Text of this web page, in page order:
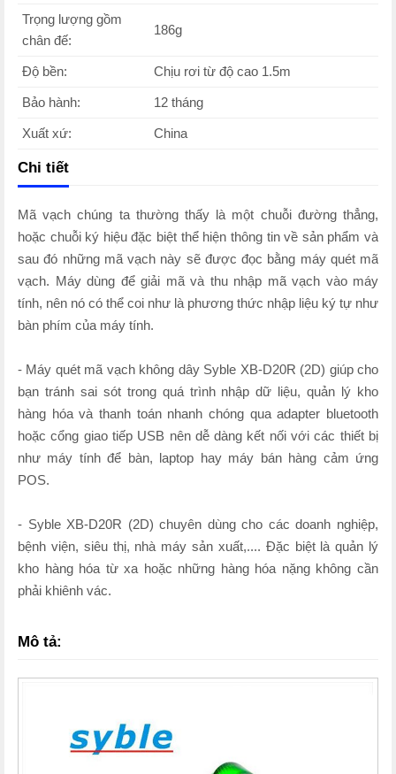
Trọng lượng gồm
chân đế:
186g
Độ bền: Chịu rơi từ độ cao 1.5m
Bảo hành: 12 tháng
Xuất xứ: China
Chi tiết
Mã vạch chúng ta thường thấy là một chuỗi đường thẳng,
hoặc chuỗi ký hiệu đặc biệt thể hiện thông tin về sản phẩm và
sau đó những mã vạch này sẽ được đọc bằng máy quét mã
vạch. Máy dùng để giải mã và thu nhập mã vạch vào máy
tính, nên nó có thể coi như là phương thức nhập liệu ký tự như
bàn phím của máy tính.
- Máy quét mã vạch không dây Syble XB-D20R (2D) giúp cho
bạn tránh sai sót trong quá trình nhập dữ liệu, quản lý kho
hàng hóa và thanh toán nhanh chóng qua adapter bluetooth
hoặc cổng giao tiếp USB nên dễ dàng kết nối với các thiết bị
như máy tính để bàn, laptop hay máy bán hàng cảm ứng
POS.
- Syble XB-D20R (2D) chuyên dùng cho các doanh nghiệp,
bệnh viện, siêu thị, nhà máy sản xuất,.... Đặc biệt là quản lý
kho hàng hóa từ xa hoặc những hàng hóa nặng không cần
phải khiênh vác.
Mô tả: